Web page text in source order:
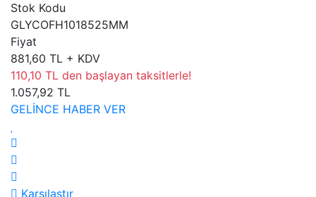
Stok Kodu
GLYCOFH1018525MM
Fiyat
881,60 TL + KDV
110,10 TL den başlayan taksitlerle!
1.057,92 TL
GELİNCE HABER VER
Karşılaştır